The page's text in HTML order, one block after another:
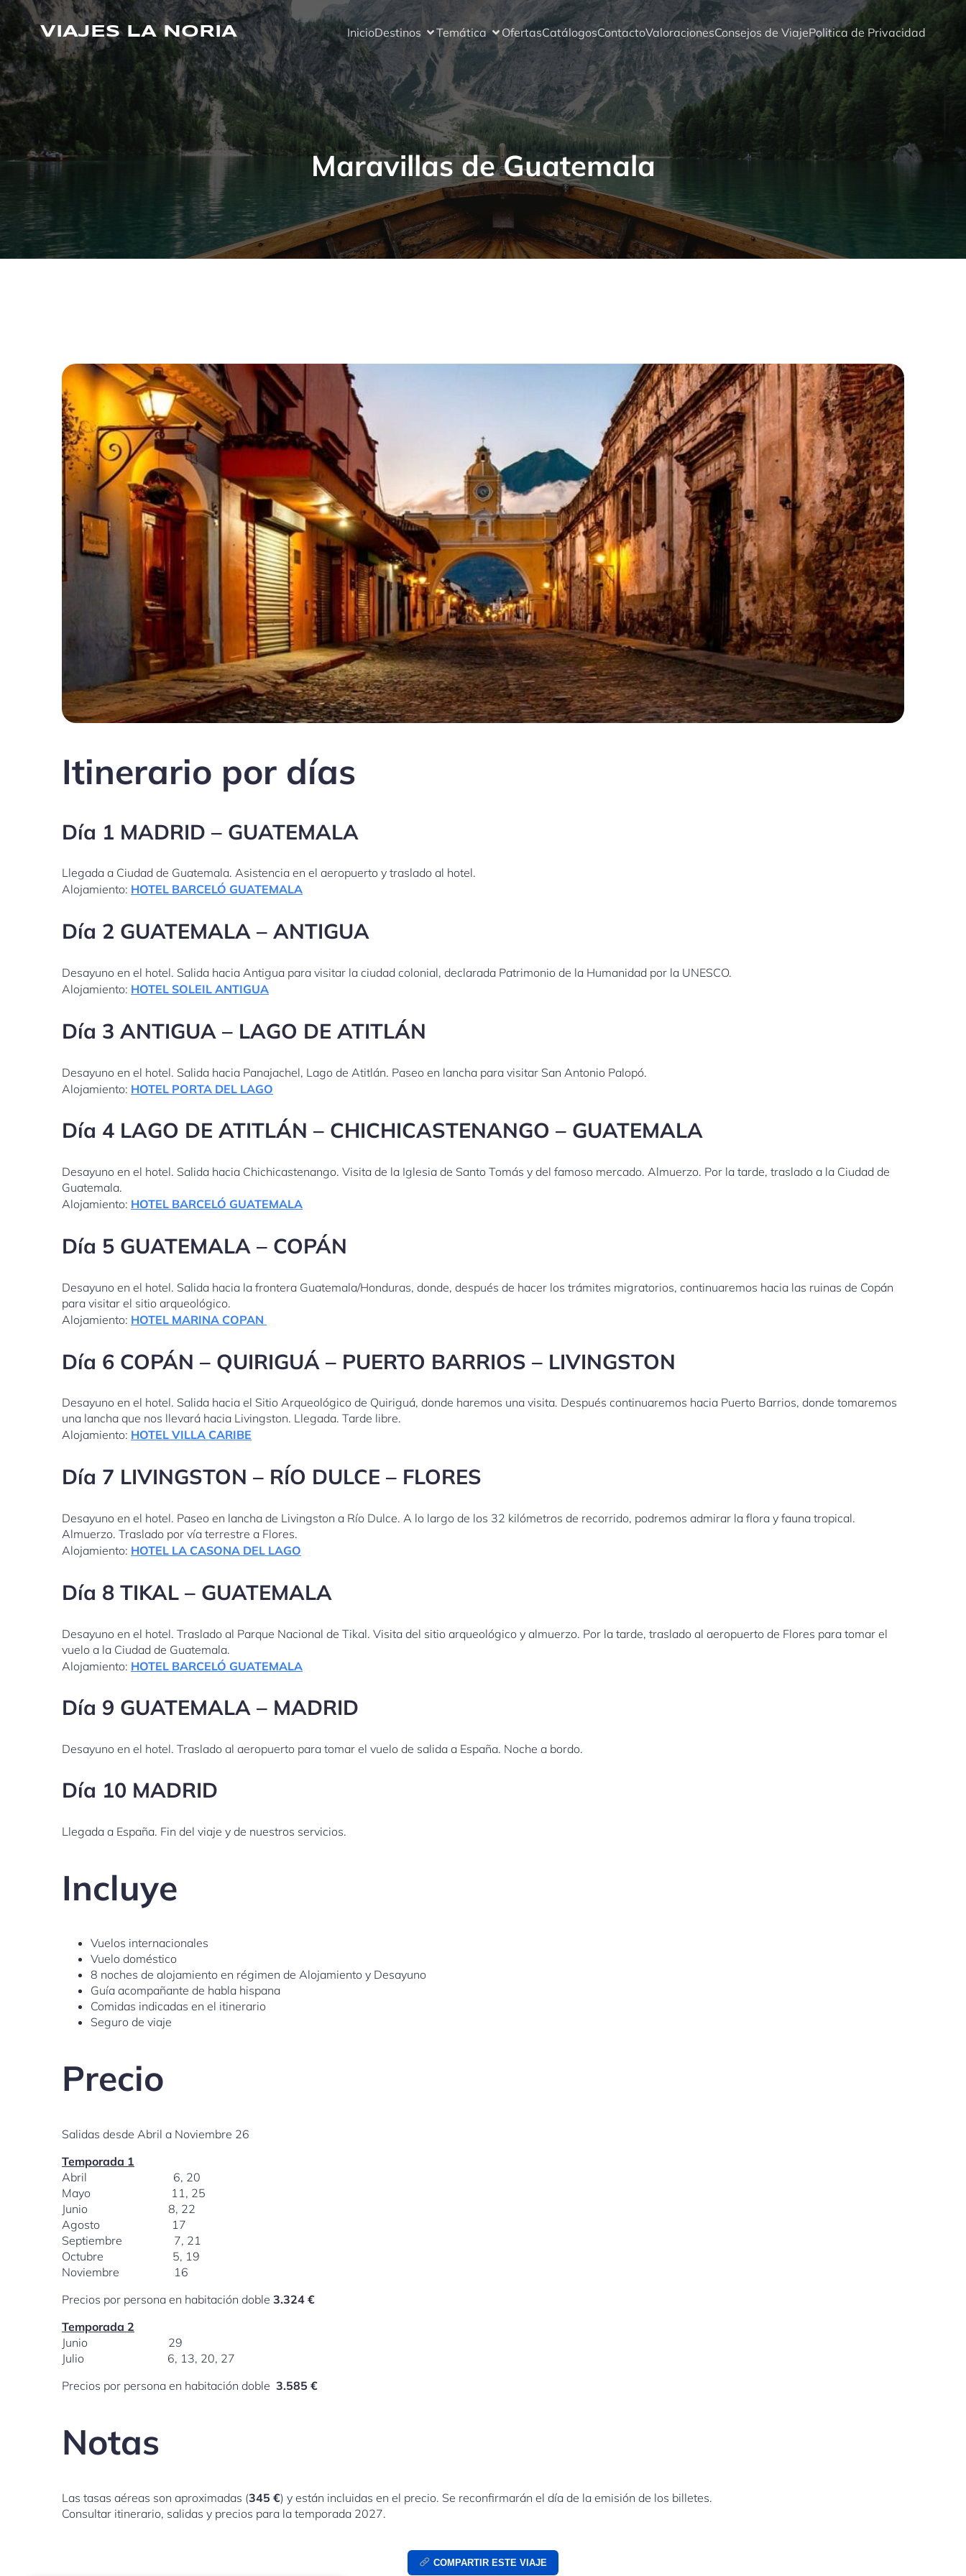
Saltar
al
contenido
VIAJES LA NORIA InicioDestinos Temática OfertasCatálogosContactoValoracionesConsejos de ViajePolitica de Privacidad
Maravillas de Guatemala
Itinerario por días
Día 1 MADRID – GUATEMALA
Llegada a Ciudad de Guatemala. Asistencia en el aeropuerto y traslado al hotel.
Alojamiento: HOTEL BARCELÓ GUATEMALA
Día 2 GUATEMALA – ANTIGUA
Desayuno en el hotel. Salida hacia Antigua para visitar la ciudad colonial, declarada Patrimonio de la Humanidad por la UNESCO.
Alojamiento: HOTEL SOLEIL ANTIGUA
Día 3 ANTIGUA – LAGO DE ATITLÁN
Desayuno en el hotel. Salida hacia Panajachel, Lago de Atitlán. Paseo en lancha para visitar San Antonio Palopó.
Alojamiento: HOTEL PORTA DEL LAGO
Día 4 LAGO DE ATITLÁN – CHICHICASTENANGO – GUATEMALA
Desayuno en el hotel. Salida hacia Chichicastenango. Visita de la Iglesia de Santo Tomás y del famoso mercado. Almuerzo. Por la tarde, traslado a la Ciudad de
Guatemala.
Alojamiento: HOTEL BARCELÓ GUATEMALA
Día 5 GUATEMALA – COPÁN
Desayuno en el hotel. Salida hacia la frontera Guatemala/Honduras, donde, después de hacer los trámites migratorios, continuaremos hacia las ruinas de Copán
para visitar el sitio arqueológico.
Alojamiento: HOTEL MARINA COPAN
Día 6 COPÁN – QUIRIGUÁ – PUERTO BARRIOS – LIVINGSTON
Desayuno en el hotel. Salida hacia el Sitio Arqueológico de Quiriguá, donde haremos una visita. Después continuaremos hacia Puerto Barrios, donde tomaremos
una lancha que nos llevará hacia Livingston. Llegada. Tarde libre.
Alojamiento: HOTEL VILLA CARIBE
Día 7 LIVINGSTON – RÍO DULCE – FLORES
Desayuno en el hotel. Paseo en lancha de Livingston a Río Dulce. A lo largo de los 32 kilómetros de recorrido, podremos admirar la flora y fauna tropical.
Almuerzo. Traslado por vía terrestre a Flores.
Alojamiento: HOTEL LA CASONA DEL LAGO
Día 8 TIKAL – GUATEMALA
Desayuno en el hotel. Traslado al Parque Nacional de Tikal. Visita del sitio arqueológico y almuerzo. Por la tarde, traslado al aeropuerto de Flores para tomar el
vuelo a la Ciudad de Guatemala.
Alojamiento: HOTEL BARCELÓ GUATEMALA
Día 9 GUATEMALA – MADRID
Desayuno en el hotel. Traslado al aeropuerto para tomar el vuelo de salida a España. Noche a bordo.
Día 10 MADRID
Llegada a España. Fin del viaje y de nuestros servicios.
Incluye
Vuelos internacionales
Vuelo doméstico
8 noches de alojamiento en régimen de Alojamiento y Desayuno
Guía acompañante de habla hispana
Comidas indicadas en el itinerario
Seguro de viaje
Precio
Salidas desde Abril a Noviembre 26
Temporada 1
Abril 6, 20
Mayo 11, 25
Junio 8, 22
Agosto 17
Septiembre 7, 21
Octubre 5, 19
Noviembre 16
Precios por persona en habitación doble 3.324 €
Temporada 2
Junio 29
Julio 6, 13, 20, 27
Precios por persona en habitación doble 3.585 €
Notas
Las tasas aéreas son aproximadas (345 €) y están incluidas en el precio. Se reconfirmarán el día de la emisión de los billetes.
Consultar itinerario, salidas y precios para la temporada 2027.
COMPARTIR ESTE VIAJE